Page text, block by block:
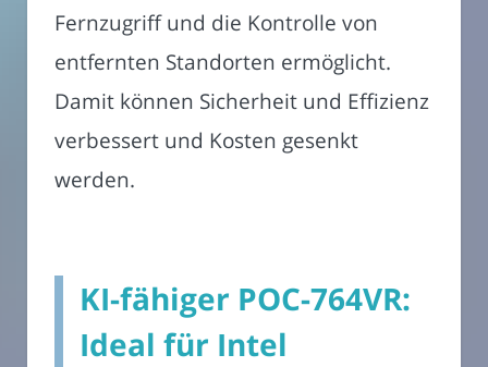
Fernzugriff und die Kontrolle von
entfernten Standorten ermöglicht.
Damit können Sicherheit und Effizienz
verbessert und Kosten gesenkt
werden.
KI-fähiger POC-764VR:
Ideal für Intel